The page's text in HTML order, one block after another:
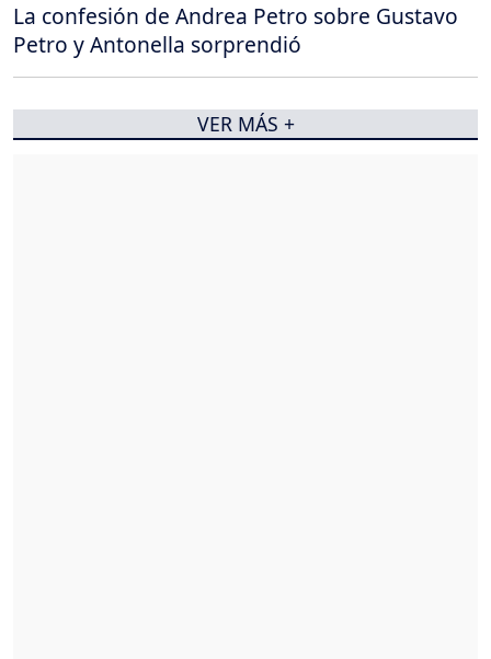
La confesión de Andrea Petro sobre Gustavo
Petro y Antonella sorprendió
VER MÁS +